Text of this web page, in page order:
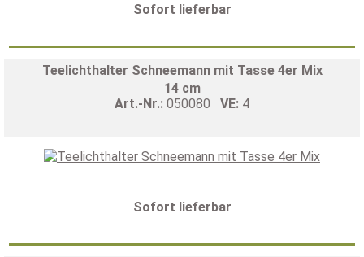
Sofort lieferbar
Teelichthalter Schneemann mit Tasse 4er Mix
14 cm
Art.-Nr.: 050080 VE: 4
Sofort lieferbar